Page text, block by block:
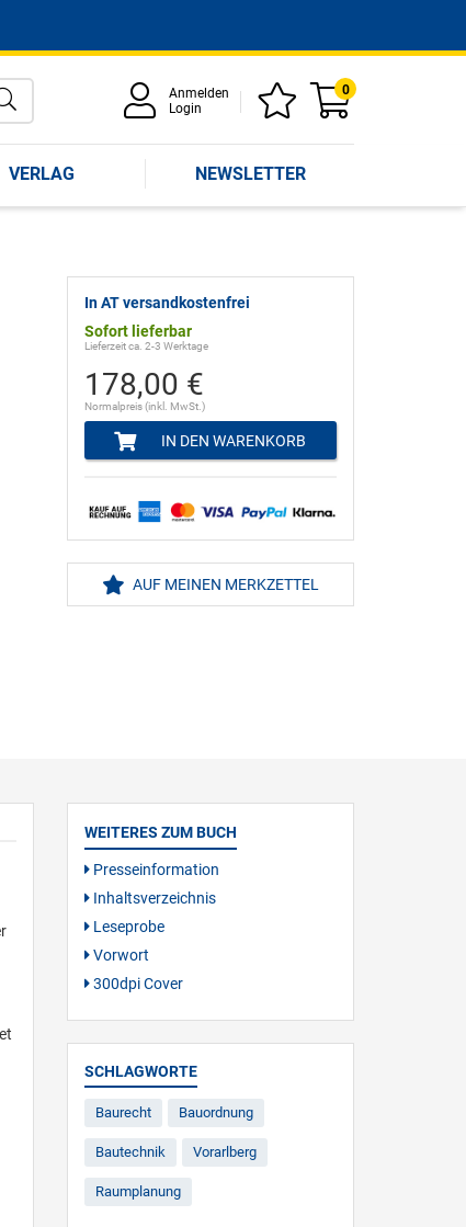
Anmelden
Login
0
VERLAG NEWSLETTER
In AT versandkostenfrei
Sofort lieferbar
Lieferzeit ca. 2-3 Werktage
178,00 €
Normalpreis (inkl. MwSt.)
IN DEN WARENKORB
AUF MEINEN MERKZETTEL
WEITERES ZUM BUCH
Presseinformation
Inhaltsverzeichnis
Leseprobe
Vorwort
300dpi Cover
SCHLAGWORTE
Baurecht Bauordnung
Bautechnik Vorarlberg
Raumplanung